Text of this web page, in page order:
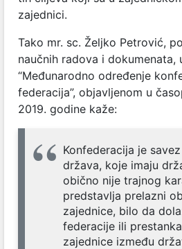
zajednici.
Tako mr. sc. Željko Petrović,
naučnih radova i dokumenata,
“Međunarodno određenje
federacija”, objavljenom u
2019. godine kaže:
Konfederacija je
država, koje imaju
obično nije trajnog
predstavlja prelazni
zajednice, bilo da
federacije ili
zajednice između